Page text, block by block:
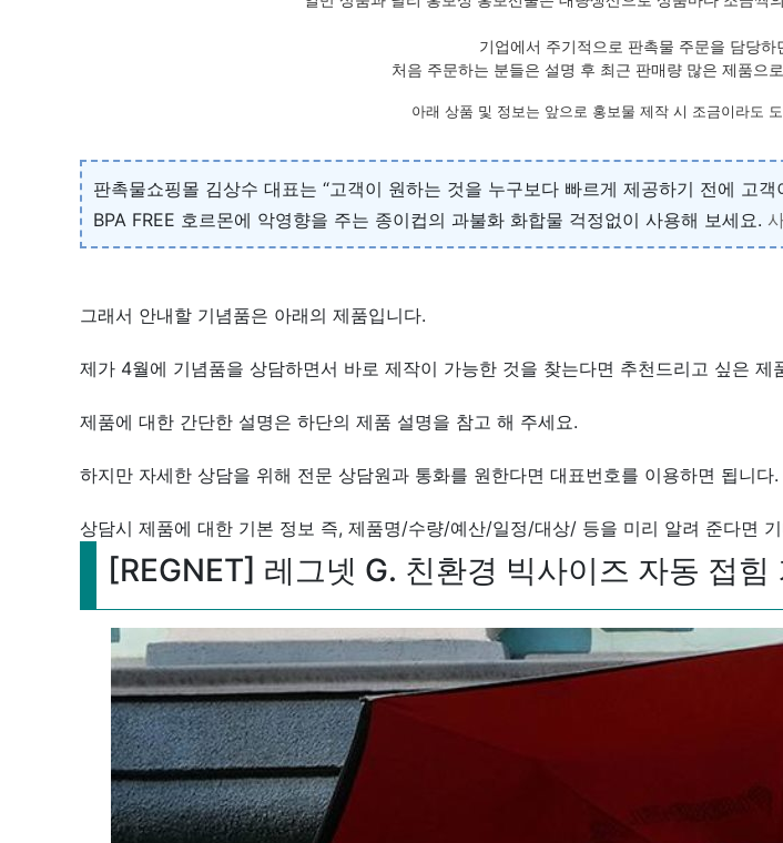
기업에서 주기적으로 판촉물 주문을 담당
처음 주문하는 분들은 설명 후 최근 판매량 많은 제품으
아래 상품 및 정보는 앞으로 홍보물 제작 시 조금이라도
판촉물쇼핑몰 김상수 대표는 “고객이 원하는 것을 누구보다 빠르게 제공하기 전에 고
BPA FREE 호르몬에 악영향을 주는 종이컵의 과불화 화합물 걱정없이 사용해 보세요.
그래서 안내할 기념품은 아래의 제품입니다.
제가 4월에 기념품을 상담하면서 바로 제작이 가능한 것을 찾는다면 추천드리고 싶은 제
제품에 대한 간단한 설명은 하단의 제품 설명을 참고 해 주세요.
하지만 자세한 상담을 위해 전문 상담원과 통화를 원한다면 대표번호를 이용하면 됩니다.
상담시 제품에 대한 기본 정보 즉, 제품명/수량/예산/일정/대상/ 등을 미리 알려 준다면
[REGNET] 레그넷 G. 친환경 빅사이즈 자동 접힘